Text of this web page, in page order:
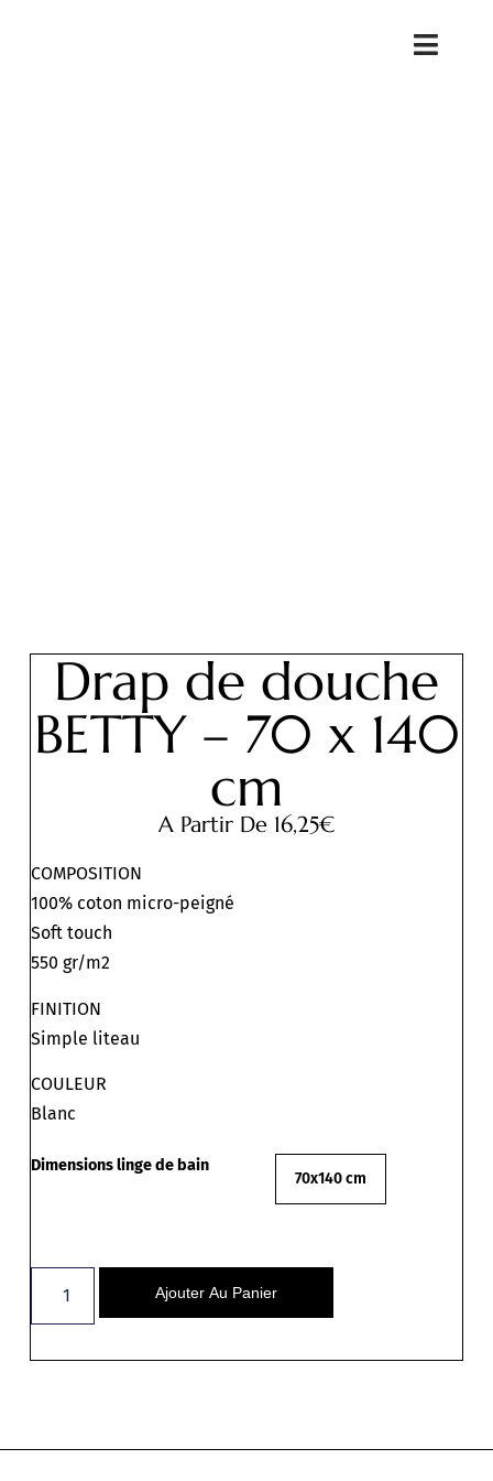
Drap de douche
BETTY – 70 x 140
cm
A Partir De 16,25€
COMPOSITION
100% coton micro-peigné
Soft touch
550 gr/m2
FINITION
Simple liteau
COULEUR
Blanc
Dimensions linge de bain
70x140 cm
Ajouter Au Panier